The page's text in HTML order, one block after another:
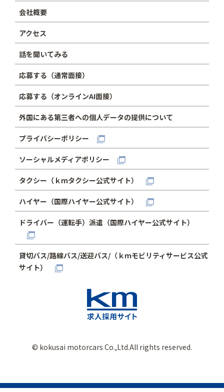
会社概要
アクセス
話を聞いてみる
応募する（通常面接）
応募する（オンラインAI面接）
外国にある第三者への個人データの提供について
プライバシーポリシー
ソーシャルメディアポリシー
タクシー（ｋｍタクシー公式サイト）
ハイヤー（国際ハイヤー公式サイト）
ドライバー（運転手）派遣（国際ハイヤー公式サイト）
貸切バス/路線バス/送迎バス/（ｋｍモビリティサービス公式
サイト）
© kokusai motorcars Co.,Ltd.All rights reserved.